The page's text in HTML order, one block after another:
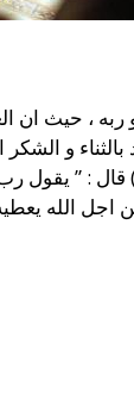
، حيث ان
و
قال : ”
الله